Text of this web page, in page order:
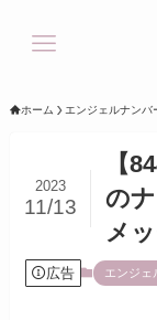
ホーム エンジェルナンバ
【
の
メ
2023
11/13
広告 エンジェ